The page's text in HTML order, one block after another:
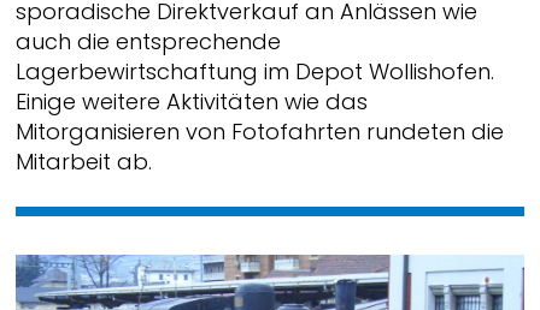
sporadische Direktverkauf an Anlässen wie
auch die entsprechende
Lagerbewirtschaftung im Depot Wollishofen.
Einige weitere Aktivitäten wie das
Mitorganisieren von Fotofahrten rundeten die
Mitarbeit ab.